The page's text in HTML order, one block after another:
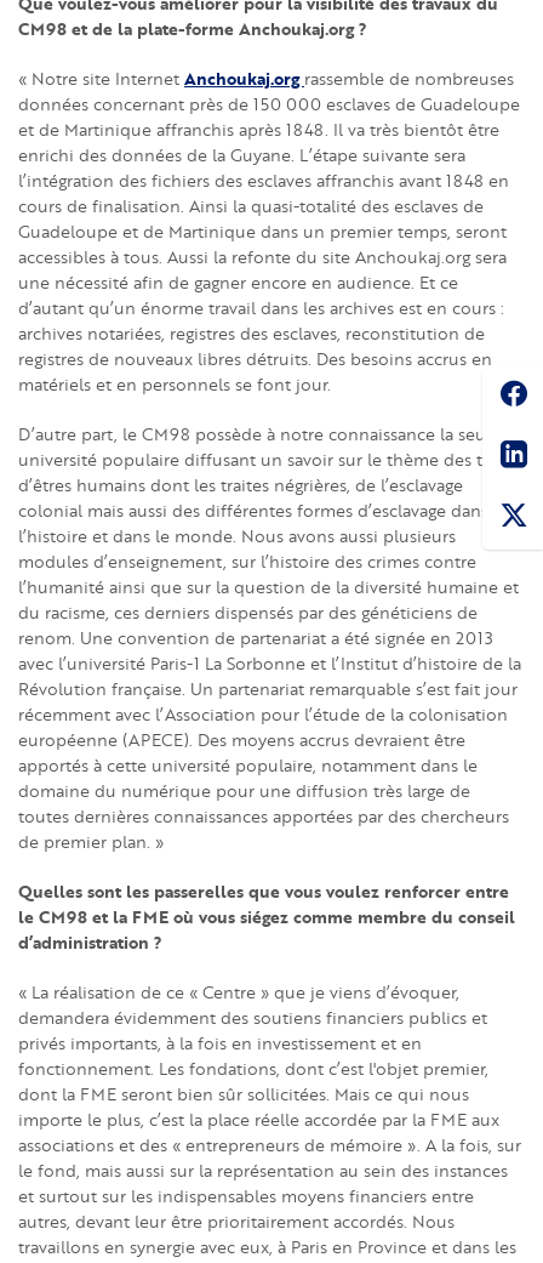
CM98 et de la plate-forme Anchoukaj.org ?
« Notre site Internet Anchoukaj.org rassemble de nombreuses
données concernant près de 150 000 esclaves de Guadeloupe
et de Martinique affranchis après 1848. Il va très bientôt être
enrichi des données de la Guyane. L’étape suivante sera
l’intégration des fichiers des esclaves affranchis avant 1848 en
cours de finalisation. Ainsi la quasi-totalité des esclaves de
Guadeloupe et de Martinique dans un premier temps, seront
accessibles à tous. Aussi la refonte du site Anchoukaj.org sera
une nécessité afin de gagner encore en audience. Et ce
d’autant qu’un énorme travail dans les archives est en cours :
archives notariées, registres des esclaves, reconstitution de
registres de nouveaux libres détruits. Des besoins accrus en
matériels et en personnels se font jour.
D’autre part, le CM98 possède à notre connaissance la seule
université populaire diffusant un savoir sur le thème des traites
d’êtres humains dont les traites négrières, de l’esclavage
colonial mais aussi des différentes formes d’esclavage dans
l’histoire et dans le monde. Nous avons aussi plusieurs
modules d’enseignement, sur l’histoire des crimes contre
l’humanité ainsi que sur la question de la diversité humaine et
du racisme, ces derniers dispensés par des généticiens de
renom. Une convention de partenariat a été signée en 2013
avec l’université Paris-1 La Sorbonne et l’Institut d’histoire de la
Révolution française. Un partenariat remarquable s’est fait jour
récemment avec l’Association pour l’étude de la colonisation
européenne (APECE). Des moyens accrus devraient être
apportés à cette université populaire, notamment dans le
domaine du numérique pour une diffusion très large de
toutes dernières connaissances apportées par des chercheurs
de premier plan. »
Quelles sont les passerelles que vous voulez renforcer entre
le CM98 et la FME où vous siégez comme membre du conseil
d’administration ?
« La réalisation de ce « Centre » que je viens d’évoquer,
demandera évidemment des soutiens financiers publics et
privés importants, à la fois en investissement et en
fonctionnement. Les fondations, dont c’est l'objet premier,
dont la FME seront bien sûr sollicitées. Mais ce qui nous
importe le plus, c’est la place réelle accordée par la FME aux
associations et des « entrepreneurs de mémoire ». A la fois, sur
le fond, mais aussi sur la représentation au sein des instances
et surtout sur les indispensables moyens financiers entre
autres, devant leur être prioritairement accordés. Nous
travaillons en synergie avec eux, à Paris en Province et dans les